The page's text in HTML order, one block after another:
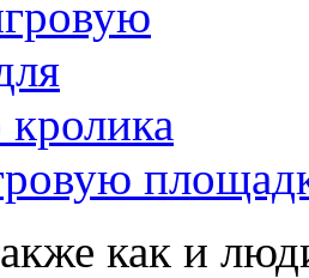
как и